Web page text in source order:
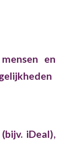
en
iDeal),